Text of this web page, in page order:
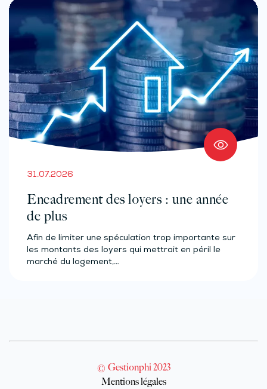
31.07.2026
Encadrement des loyers : une année
de plus
Afin de limiter une spéculation trop importante sur
les montants des loyers qui mettrait en péril le
marché du logement,…
© Gestionphi 2023
Mentions légales